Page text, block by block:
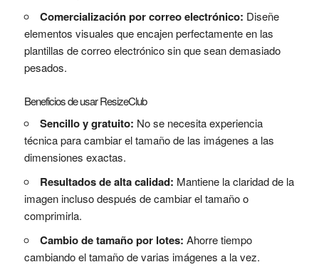
Comercialización por correo electrónico: Diseñe
elementos visuales que encajen perfectamente en las
plantillas de correo electrónico sin que sean demasiado
pesados.
Beneficios de usar ResizeClub
Sencillo y gratuito: No se necesita experiencia
técnica para cambiar el tamaño de las imágenes a las
dimensiones exactas.
Resultados de alta calidad: Mantiene la claridad de la
imagen incluso después de cambiar el tamaño o
comprimirla.
Cambio de tamaño por lotes: Ahorre tiempo
cambiando el tamaño de varias imágenes a la vez.